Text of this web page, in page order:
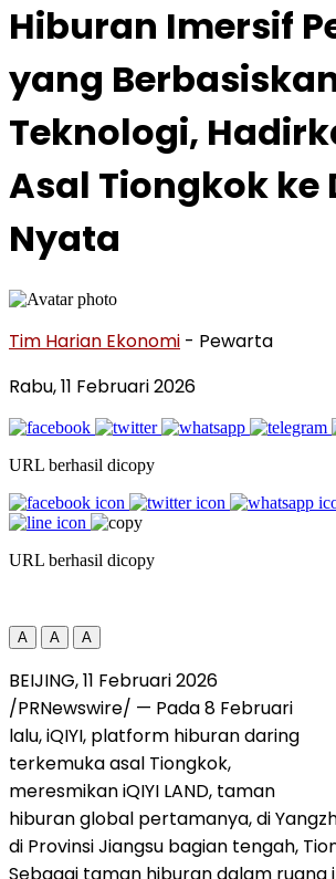
Hiburan Imersif
yang
Teknologi,
Asal Tiongkok ke
Nyata
Tim Harian Ekonomi - Pewarta
Rabu, 11 Februari 2026
URL berhasil dicopy
URL berhasil dicopy
A A A
BEIJING, 11 Februari 2026
/PRNewswire/ — Pada 8 Februari
lalu, iQIYI, platform hiburan daring
terkemuka asal Tiongkok,
meresmikan iQIYI LAND, taman
hiburan global pertamanya, di
di Provinsi Jiangsu bagian tengah,
Sebagai taman hiburan dalam